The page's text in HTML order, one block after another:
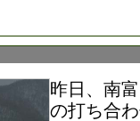
昨日、南
の打ち合